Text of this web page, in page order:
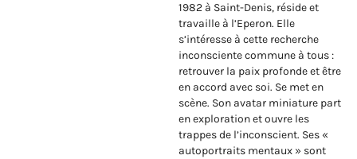
1982 à Saint-Denis, réside et
travaille à l’Eperon. Elle
s’intéresse à cette recherche
inconsciente commune à tous :
retrouver la paix profonde et être
en accord avec soi. Se met en
scène. Son avatar miniature part
en exploration et ouvre les
trappes de l’inconscient. Ses «
autoportraits mentaux » sont